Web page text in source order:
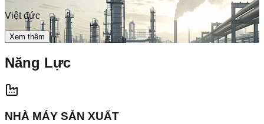
Việt đức
Xem thêm
Năng Lực
NHÀ MÁY SẢN XUẤT